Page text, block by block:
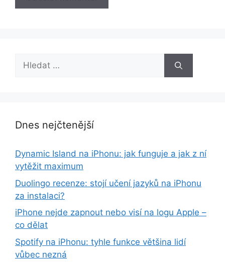
Hledat:
Dnes nejčtenější
Dynamic Island na iPhonu: jak funguje a jak z ní
vytěžit maximum
Duolingo recenze: stojí učení jazyků na iPhonu
za instalaci?
iPhone nejde zapnout nebo visí na logu Apple –
co dělat
Spotify na iPhonu: tyhle funkce většina lidí
vůbec nezná